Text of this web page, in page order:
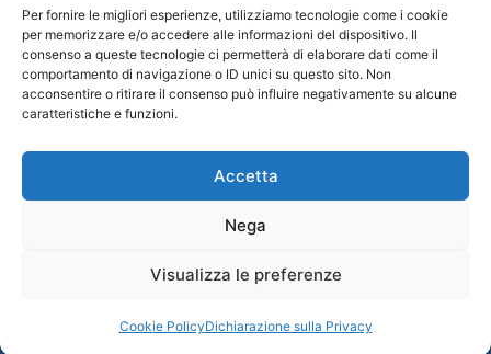
Per fornire le migliori esperienze, utilizziamo tecnologie come i cookie
per memorizzare e/o accedere alle informazioni del dispositivo. Il
consenso a queste tecnologie ci permetterà di elaborare dati come il
comportamento di navigazione o ID unici su questo sito. Non
acconsentire o ritirare il consenso può influire negativamente su alcune
caratteristiche e funzioni.
Accetta
Nega
Visualizza le preferenze
Cookie PolicyDichiarazione sulla Privacy
INDAGINI
PER
APPALTI
UNIME
Navigazione
pagina
1 2
Pagina
successiva
© 2026 Comunicati Stampa | Powered by